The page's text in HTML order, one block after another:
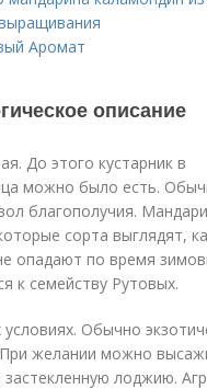
Аромат
описание
До этого кустарник в
можно было есть.
благополучия.
сорта выглядят,
опадают по время
к семейству Рутовых.
Обычно
желании можно
застекленную лоджию.